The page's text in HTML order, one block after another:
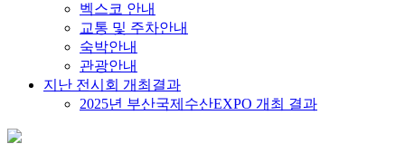
벡스코 안내
교통 및 주차안내
숙박안내
관광안내
지난 전시회 개최결과
2025년 부산국제수산EXPO 개최 결과